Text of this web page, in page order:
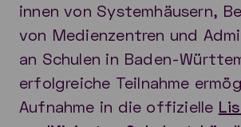
innen von Systemhäusern,
von Medienzentren und
an Schulen in Baden-
erfolgreiche Teilnahme
Aufnahme in die offizielle